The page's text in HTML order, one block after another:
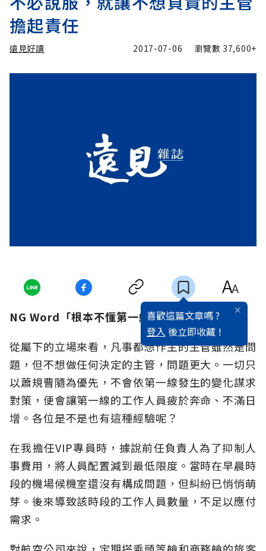
擔起責任
遠見好讀 2017-07-06 瀏覽數 37,600+
喜歡這篇文章嗎 ?
登入 後立即收藏 !
NG Word「根本不懂第一線！」
從屬下的立場來看，凡事都想作主的主管雖然是問
題，但不想做任何決定的主管，問題更大。一切只
以蕭規曹隨為優先，不會依第一線發生的變化謀求
對策，便會讓第一線的工作人員疲於奔命、不滿日
增。各位是不是也有這種經驗呢？
在我擔任VIP專員時，據說前任負責人為了抑制人
事費用，將人員配置減到最低限度。當時在早晨時
段的機場候機室還沒有構成問題，但糾紛已悄悄萌
芽。後來導致該時段的工作人員數量，不足以應付
需求。